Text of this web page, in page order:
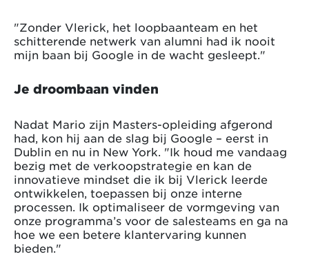
"Zonder Vlerick, het loopbaanteam en het
schitterende netwerk van alumni had ik nooit
mijn baan bij Google in de wacht gesleept."
Je droombaan vinden
Nadat Mario zijn Masters-opleiding afgerond
had, kon hij aan de slag bij Google – eerst in
Dublin en nu in New York. "Ik houd me vandaag
bezig met de verkoopstrategie en kan de
innovatieve mindset die ik bij Vlerick leerde
ontwikkelen, toepassen bij onze interne
processen. Ik optimaliseer de vormgeving van
onze programma’s voor de salesteams en ga na
hoe we een betere klantervaring kunnen
bieden."